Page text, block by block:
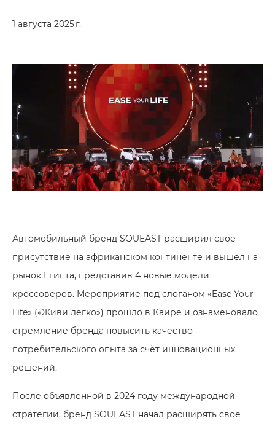
1 августа 2025 г.
Автомобильный бренд SOUEAST расширил свое
присутствие на африканском континенте и вышел на
рынок Египта, представив 4 новые модели
кроссоверов. Мероприятие под слоганом «Ease Your
Life» («Живи легко») прошло в Каире и ознаменовало
стремление бренда повысить качество
потребительского опыта за счёт инновационных
решений.
После объявленной в 2024 году международной
стратегии, бренд SOUEAST начал расширять своё